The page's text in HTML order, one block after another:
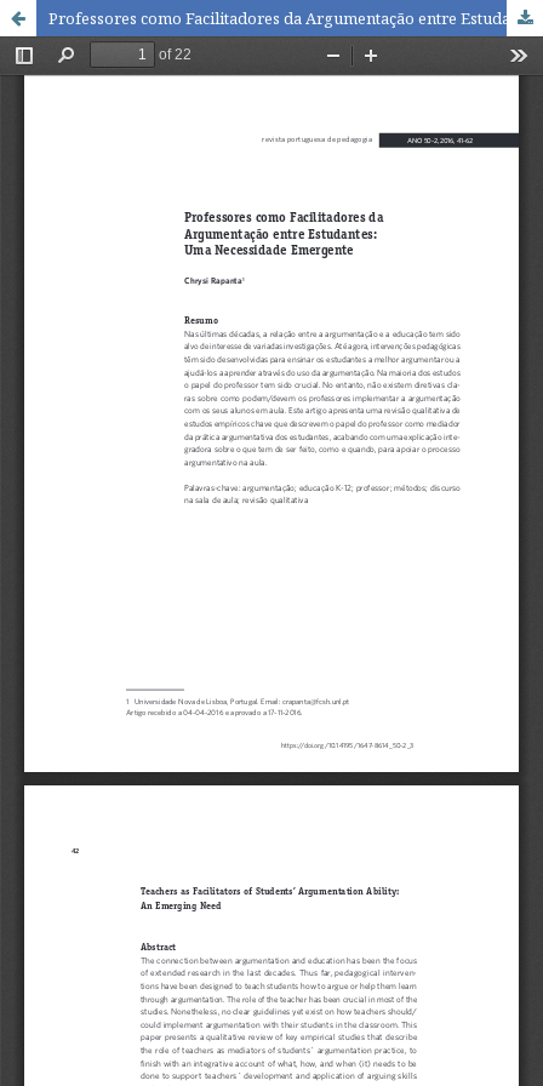
Professores como Facilitadores da Argumentação entre Estudantes: Uma Necessidade Emergente